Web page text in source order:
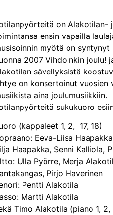
on Alakotilan-
ensin vapailla
myötä on
2007 Vihdoinkin joulu!
sävellyksistä
on konsertoinut vuosien
aina joulumusiikkiin.
sukukuoro
(kappaleet 1, 2, 17, 18)
Eeva-Liisa
Haapakka, Senni Kalliola,
Ulla Pyörre, Merja
Pirjo Haverinen
Pentti Alakotila
Martti Alakotila
Timo Alakotila (piano 1, 2,